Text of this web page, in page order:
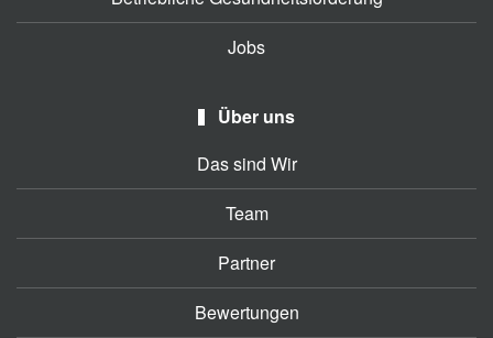
Jobs
Über uns
Das sind Wir
Team
Partner
Bewertungen